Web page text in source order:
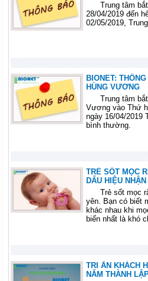
Trung tâm bắt
28/04/2019 đến
02/05/2019,
BIONET:
HÙNG VƯƠNG
Trung tâm bắt
Vương vào Thứ
ngày 16/04/2019
bình thường.
TRẺ SỐT MỌC
DẤU HIỆU
Trẻ sốt mọc
yên. Bạn có biết
khác nhau khi
biến nhất là khó
TRI ÂN KHÁCH
NĂM THÀNH